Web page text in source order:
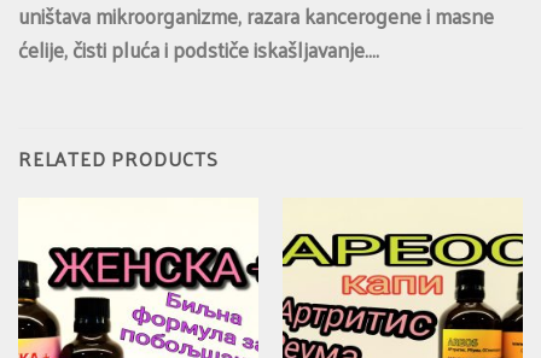
uništava mikroorganizme, razara kancerogene i masne
ćelije, čisti pluća i podstiče iskašljavanje….
RELATED PRODUCTS